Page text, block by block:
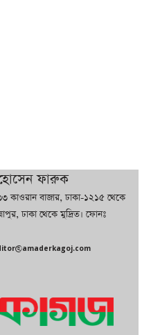
‘আগুন’, ‘এত দাম তো
ফারুক
কাওরান বাজার, ঢাকা-১২১৫ থেকে
ঢাকা থেকে মুদ্রিত। ফোনঃ